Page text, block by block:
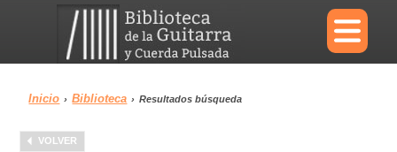
×
Menu
Inicio › Biblioteca › Resultados búsqueda
VOLVER